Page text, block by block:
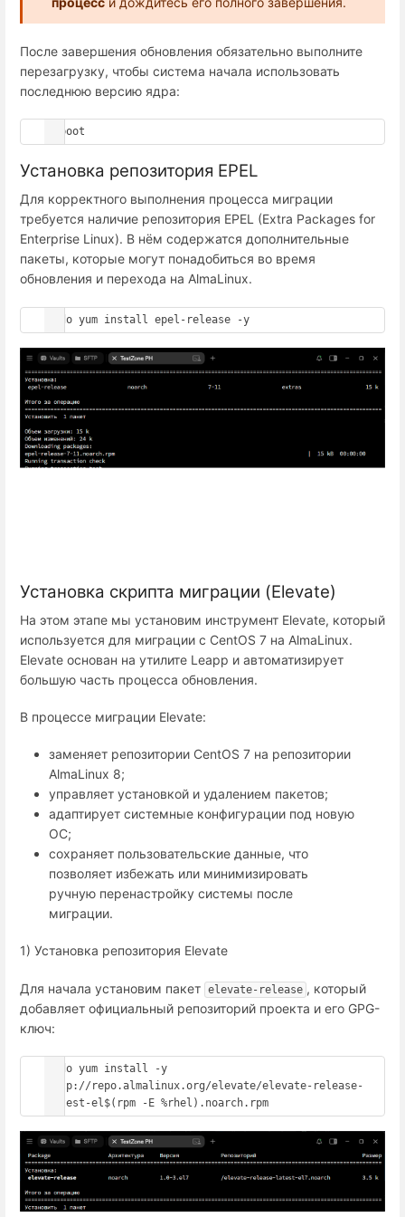
После завершения обновления обязательно выполните
перезагрузку, чтобы система начала использовать
последнюю версию ядра:
reboot
Установка репозитория EPEL
Для корректного выполнения процесса миграции
требуется наличие репозитория EPEL (Extra Packages for
Enterprise Linux). В нём содержатся дополнительные
пакеты, которые могут понадобиться во время
обновления и перехода на AlmaLinux.
sudo yum install epel-release -y
Установка скрипта миграции (Elevate)
На этом этапе мы установим инструмент Elevate, который
используется для миграции с CentOS 7 на AlmaLinux.
Elevate основан на утилите Leapp и автоматизирует
большую часть процесса обновления.
В процессе миграции Elevate:
заменяет репозитории CentOS 7 на репозитории
AlmaLinux 8;
управляет установкой и удалением пакетов;
адаптирует системные конфигурации под новую
ОС;
сохраняет пользовательские данные, что
позволяет избежать или минимизировать
ручную перенастройку системы после
миграции.
1) Установка репозитория Elevate
Для начала установим пакет elevate-release , который
добавляет официальный репозиторий проекта и его GPG-
ключ:
sudo yum install -y
http://repo.almalinux.org/elevate/elevate-release-
latest-el$(rpm -E %rhel).noarch.rpm